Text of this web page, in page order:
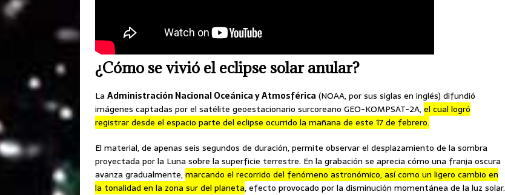
¿Cómo se vivió el eclipse solar anular?
La Administración Nacional Oceánica y Atmosférica (NOAA, por sus siglas en inglés) difundió
imágenes captadas por el satélite geoestacionario surcoreano GEO-KOMPSAT-2A,el cual logró
registrar desde el espacio parte del eclipse ocurrido la mañana de este 17 de febrero.
El material, de apenas seis segundos de duración, permite observar el desplazamiento de la sombra
proyectada por la Luna sobre la superficie terrestre. En la grabación se aprecia cómo una franja oscura
avanza gradualmente,marcando el recorrido del fenómeno astronómico, así como un ligero cambio en
la tonalidad en la zona sur del planeta, efecto provocado por la disminución momentánea de la luz solar.